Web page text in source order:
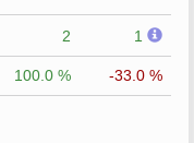
2 1
100.0 %
-33.0 %